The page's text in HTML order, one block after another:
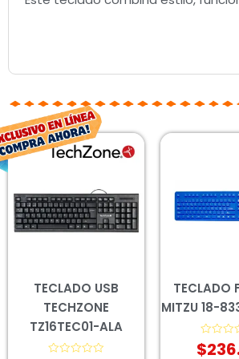
TECLADO USB
TECHZONE
TZ16TEC01-ALA
El
precio
original
era:
$137.00.
El
precio
es:
$101.00.
TECLADO
MITZU 18-
Valorado
con
$